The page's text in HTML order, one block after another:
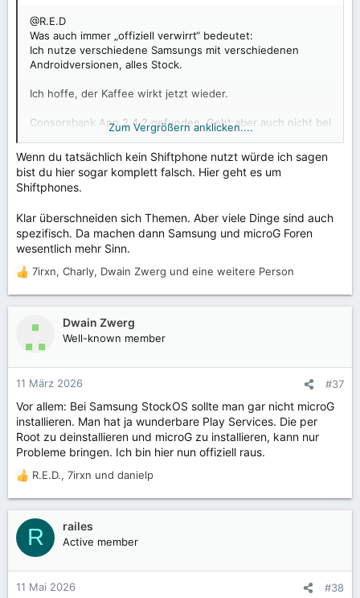
@R.E.D
Was auch immer „offiziell verwirrt“ bedeutet:
Ich nutze verschiedene Samsungs mit verschiedenen
Androidversionen, alles Stock.
Ich hoffe, der Kaffee wirkt jetzt wieder.
Consorsbank App 2.4.2 gefunden. Geht aber auch nicht bei
Ich frage mich, wie der Fehler A053 ausgelöst wird? Durch
den Download oder die Installation?
Ein Download mit Aurora Store und Installation mit Play-
Service geht aber auch nicht.
Hat schon mal jemand versucht, ein Backup einer
funktionierenden Consorsbank App auf ein anderes Handy
zu übertragen?
Zum Vergrößern anklicken....
Wenn du tatsächlich kein Shiftphone nutzt würde ich sagen
bist du hier sogar komplett falsch. Hier geht es um
Shiftphones.
Klar überschneiden sich Themen. Aber viele Dinge sind auch
spezifisch. Da machen dann Samsung und microG Foren
wesentlich mehr Sinn.
R
a
n
n
:
7irxn, Charly, Dwain Zwerg und eine weitere Person
Dwain Zwerg
Well-known member
11 März 2026 #37
Vor allem: Bei Samsung StockOS sollte man gar nicht microG
installieren. Man hat ja wunderbare Play Services. Die per
Root zu deinstallieren und microG zu installieren, kann nur
Probleme bringen. Ich bin hier nun offiziell raus.
R
a
k
t
n
R.E.D., 7irxn und danielp
R railes
Active member
11 Mai 2026 #38